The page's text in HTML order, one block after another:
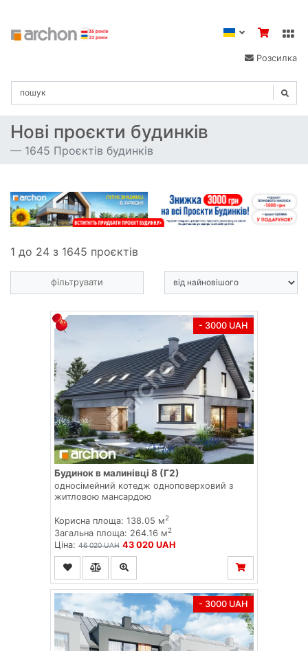
Розсилка
Нові проєкти будинків
1645 Проєктів будинків
1 до 24 з 1645 проєктів
фільтрувати
- 3000 UAH
Будинок в малинівці 8 (Г2)
односімейний котедж одноповерховий з
житловою мансардою
Корисна площа: 138.05 м2
Загальна площа: 264.16 м2
Ціна: 46 020 UAH 43 020 UAH
- 3000 UAH